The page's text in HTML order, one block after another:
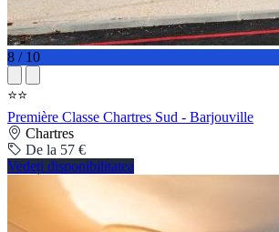
8 / 10
⭐⭐
Première Classe Chartres Sud - Barjouville
Chartres
De la 57 €
Vedeți disponibilitatea